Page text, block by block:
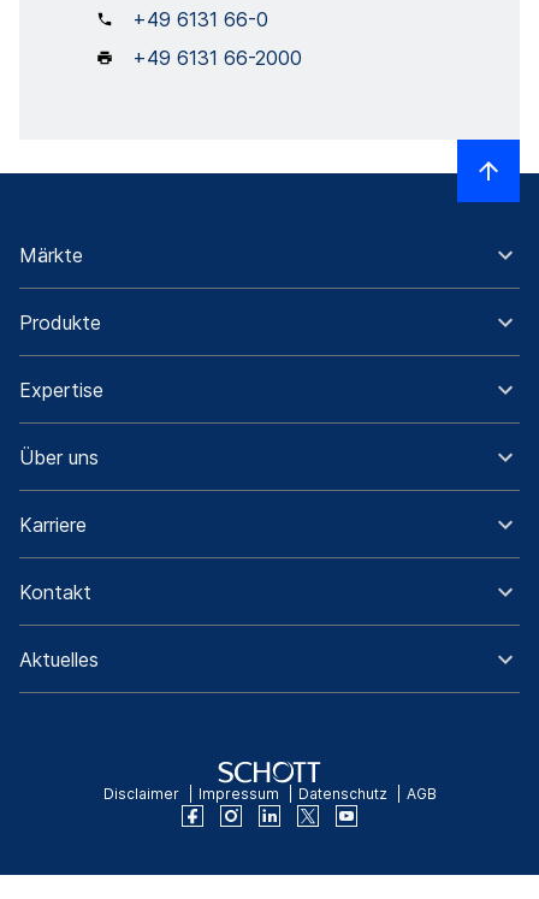
+49 6131 66-0
+49 6131 66-2000
Märkte
Produkte
Expertise
Über uns
Karriere
Kontakt
Aktuelles
Disclaimer Impressum Datenschutz AGB